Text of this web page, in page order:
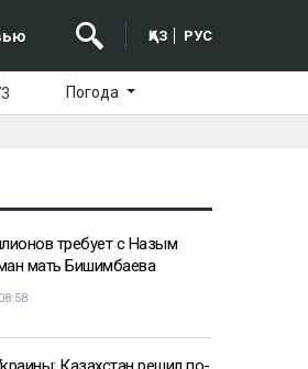
ҚАЗ РУС
Погода
требует с Назым
мать Бишимбаева